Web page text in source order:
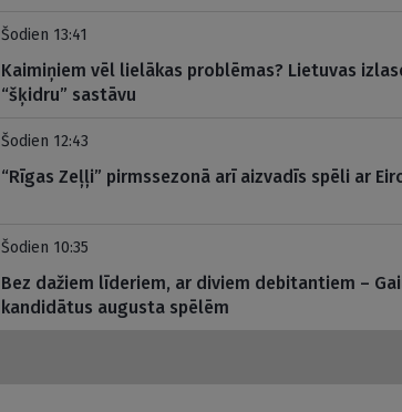
Šodien 13:41
Kaimiņiem vēl lielākas problēmas? Lietuvas
“šķidru” sastāvu
Šodien 12:43
“Rīgas Zeļļi” pirmssezonā arī aizvadīs spēli ar
Šodien 10:35
Bez dažiem līderiem, ar diviem debitantiem –
kandidātus augusta spēlēm